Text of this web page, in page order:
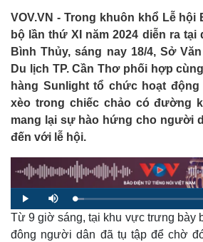
VOV.VN - Trong khuôn khổ Lễ hội
bộ lần thứ XI năm 2024 diễn ra
Bình Thủy, sáng nay 18/4, Sở
Du lịch TP. Cần Thơ phối hợp
hàng Sunlight tổ chức hoạt
xèo trong chiếc chảo có đường
mang lại sự hào hứng cho người
đến với lễ hội.
P
l
a
M
u
t
L
o
a
d
e
d
Từ 9 giờ sáng, tại khu vực trưng bày
đông người dân đã tụ tập để chờ